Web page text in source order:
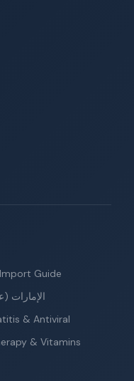
Guide
الإمارات
& Antiviral
& Vitamins